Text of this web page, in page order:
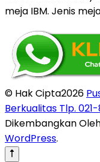
meja IBM. Jenis
© Hak Cipta2026
Berkualitas Tlp.
Dikembangkan
WordPress.